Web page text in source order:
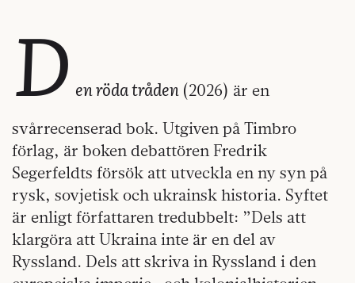
D en röda tråden (2026) är en
svårrecenserad bok. Utgiven på Timbro
förlag, är boken debattören Fredrik
Segerfeldts försök att utveckla en ny syn på
rysk, sovjetisk och ukrainsk historia. Syftet
är enligt författaren tredubbelt: ”Dels att
klargöra att Ukraina inte är en del av
Ryssland. Dels att skriva in Ryssland i den